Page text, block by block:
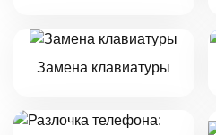
Замена клавиатуры